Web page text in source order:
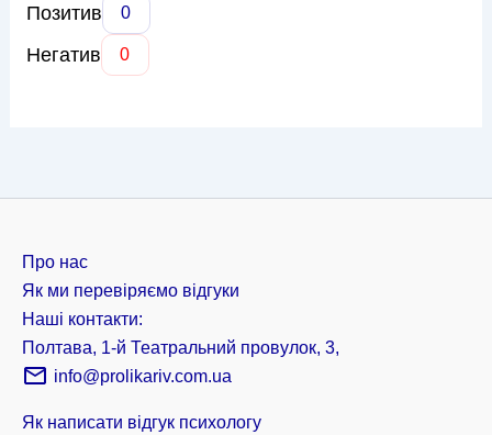
Позитив 0
Негатив 0
Про нас
Як ми перевіряємо відгуки
Наші контакти:
Полтава, 1-й Театральний провулок, 3,
info@prolikariv.com.ua
Як написати відгук психологу